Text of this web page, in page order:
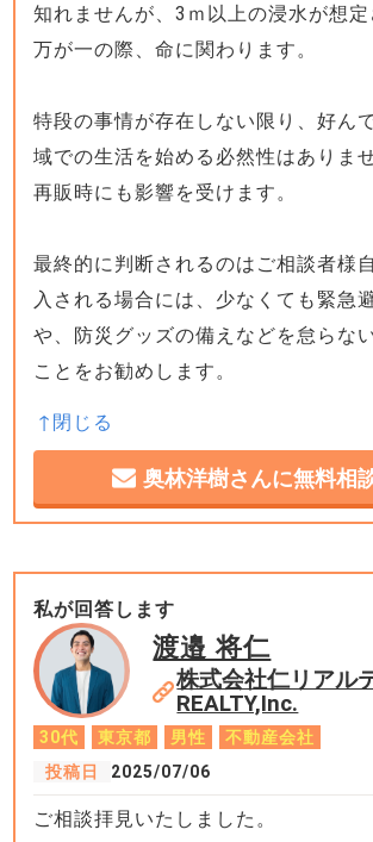
知れませんが、3ｍ以上の浸水が想
万が一の際、命に関わります。
特段の事情が存在しない限り、好ん
域での生活を始める必然性はありま
再販時にも影響を受けます。
最終的に判断されるのはご相談者様
入される場合には、少なくても緊急
や、防災グッズの備えなどを怠らな
ことをお勧めします。
奥林洋樹さんに無料相
私が回答します
渡邉 将仁
株式会社仁リアル
REALTY,Inc.
30代 東京都 男性
不動産会社
投稿日
2025/07/06
ご相談拝見いたしました。